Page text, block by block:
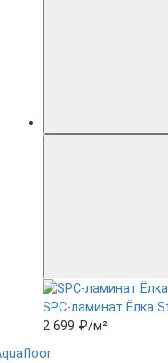
SPC-ламинат Ëлка
2 699 ₽/м²